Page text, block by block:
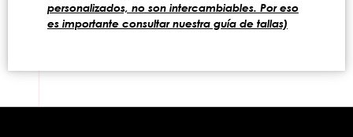
personalizados, no son intercambiables. Por eso
es importante consultar nuestra guía de tallas)